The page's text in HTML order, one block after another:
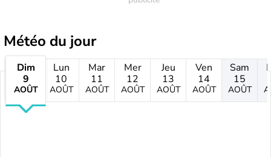
Météo du jour
Dim
9
AOÛT
Lun
10
AOÛT
Mar
11
AOÛT
Mer
12
AOÛT
Jeu
13
AOÛT
Ven
14
AOÛT
Sam
15
AOÛT